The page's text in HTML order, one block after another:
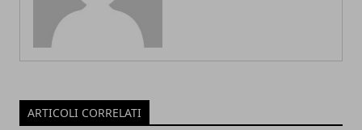
ARTICOLI CORRELATI